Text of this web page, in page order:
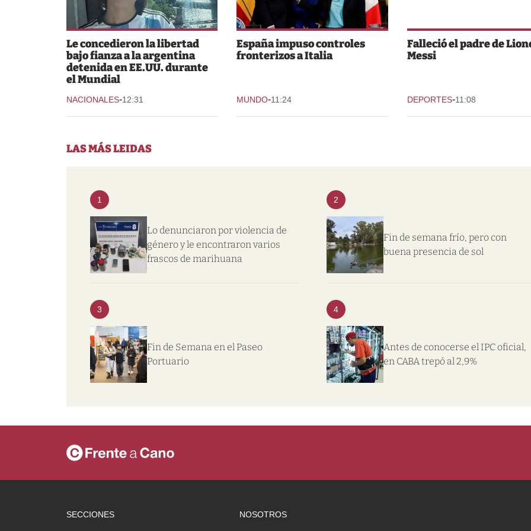
Le concedieron la libertad
bajo fianza a la argentina
detenida en EE.UU. durante
el Mundial
NACIONALES-12:31
España impuso controles
fronterizos a Italia
MUNDO-11:24
Falleció el padre de
Messi
DEPORTES-11:08
LAS MÁS LEIDAS
1
Lo denunciaron por violencia de
género y le encontraron varios
frascos de marihuana
2
Fin de semana frío, pero con
buena presencia de sol
3
Fin de Semana en el Paseo
Portuario
4
Antes de conocerse el IPC oficial,
en CABA trepó al 2,9%
SECCIONES NOSOTROS